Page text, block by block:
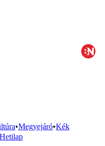
•Megyejáró•Kék